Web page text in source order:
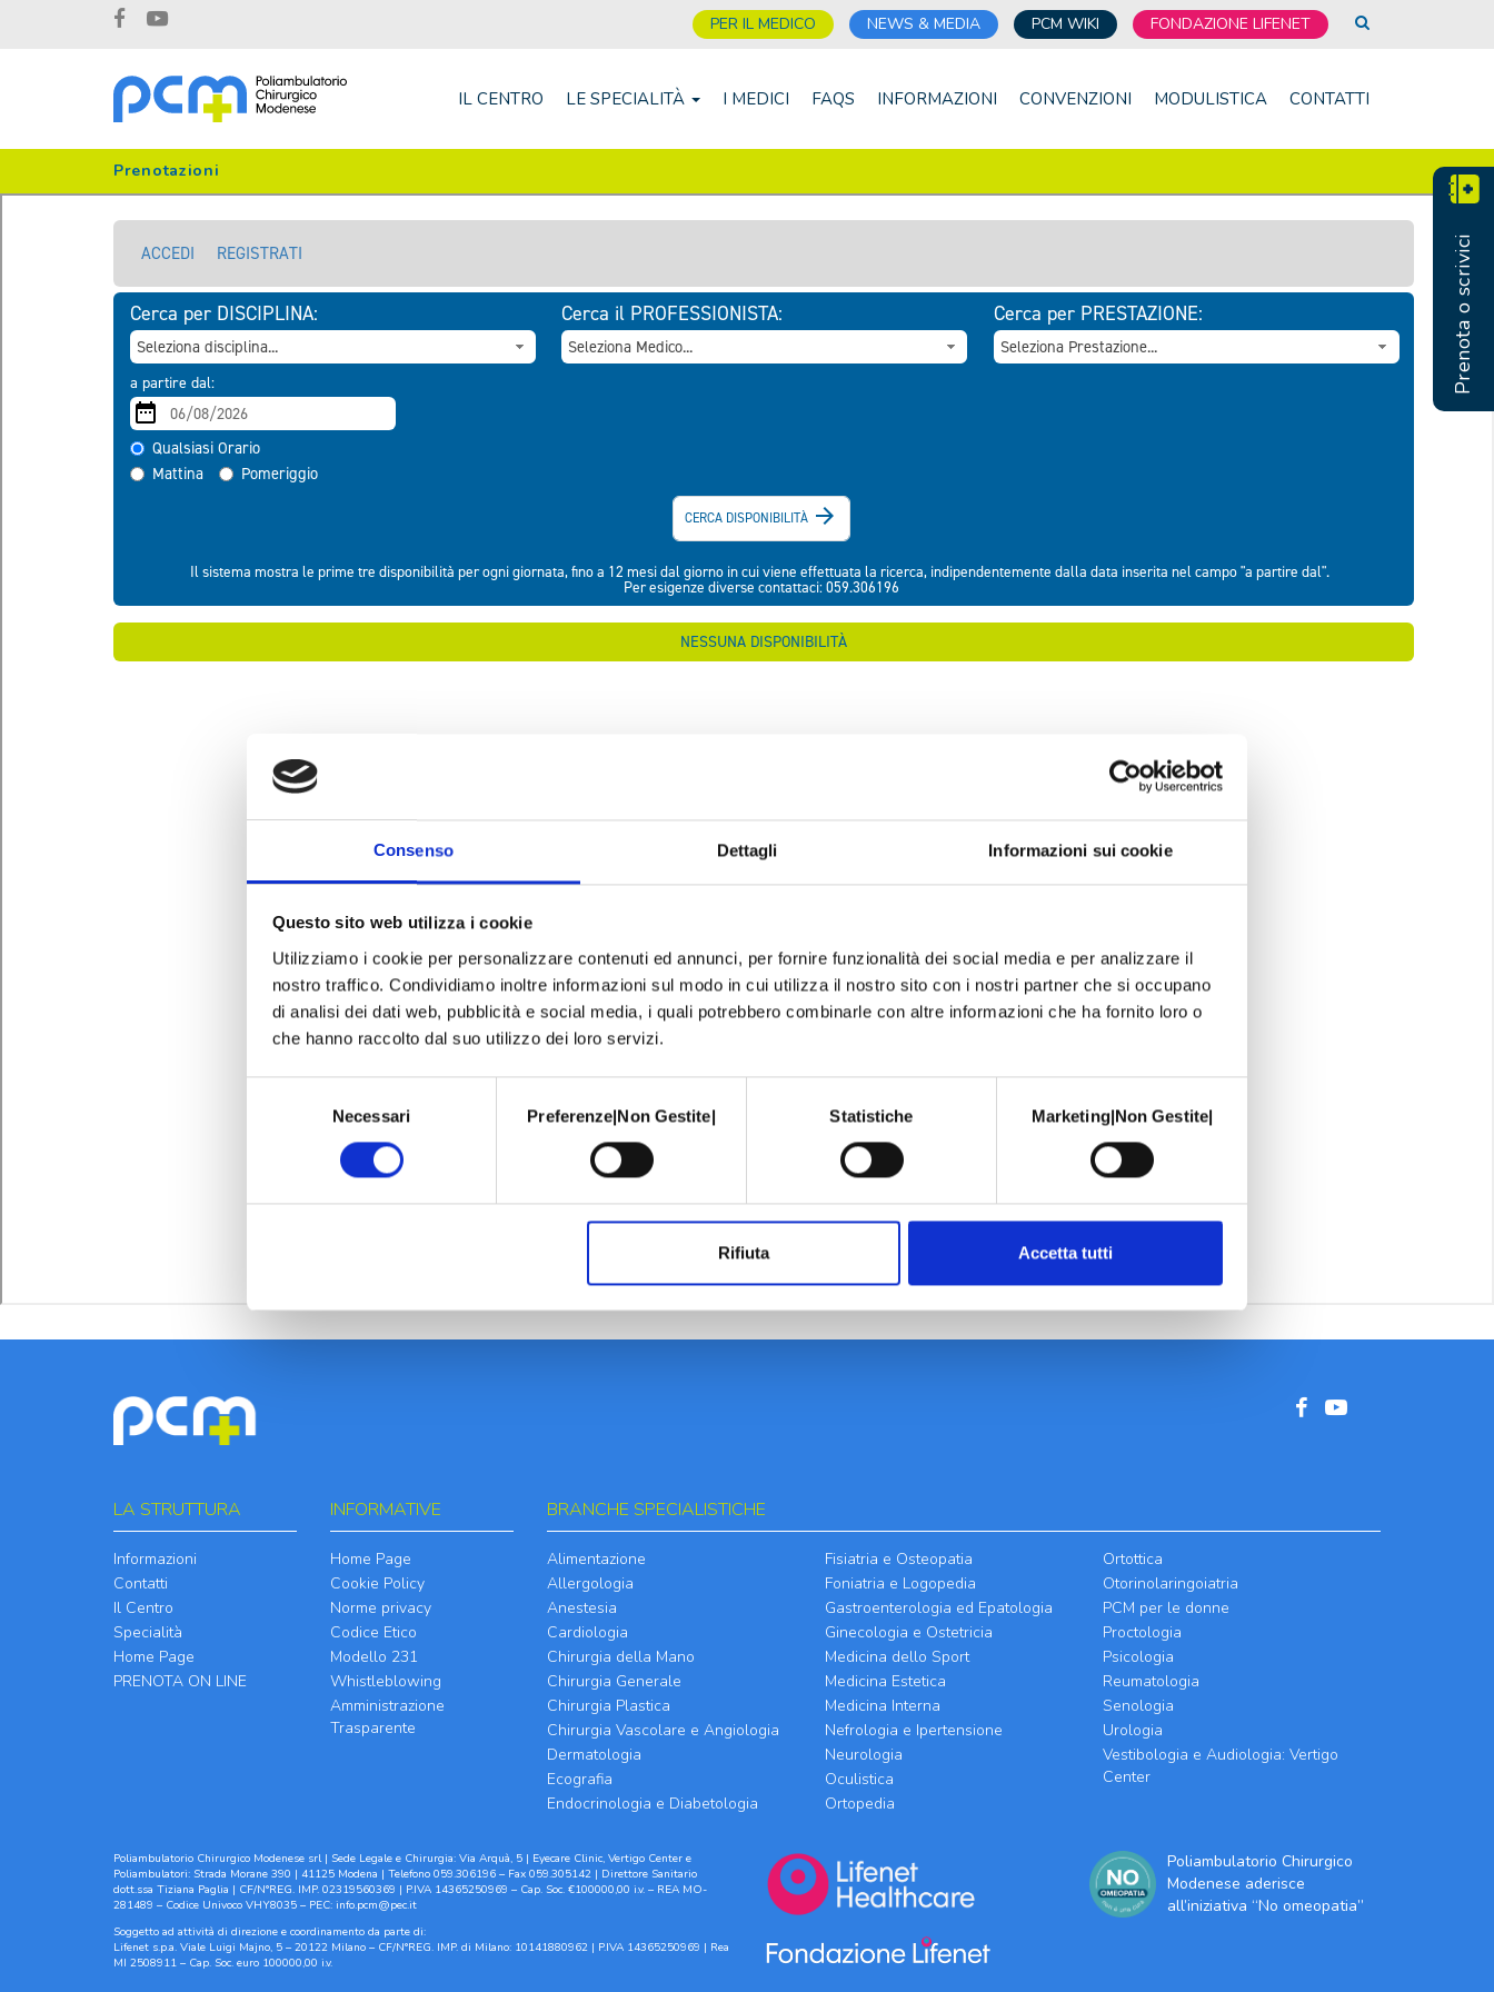
Consenso Dettagli Informazioni sui cookie
Questo sito web utilizza i cookie
Utilizziamo i cookie per personalizzare contenuti ed annunci, per fornire funzionalità dei social media e per analizzare il
nostro traffico. Condividiamo inoltre informazioni sul modo in cui utilizza il nostro sito con i nostri partner che si occupano
di analisi dei dati web, pubblicità e social media, i quali potrebbero combinarle con altre informazioni che ha fornito loro o
che hanno raccolto dal suo utilizzo dei loro servizi.
Necessari Preferenze|Non Gestite| Statistiche Marketing|Non Gestite|
Rifiuta Accetta tutti
PER IL MEDICO NEWS & MEDIA PCM WIKI FONDAZIONE LIFENET
IL CENTRO LE SPECIALITÀ I MEDICI FAQS INFORMAZIONI CONVENZIONI MODULISTICA CONTATTI
Prenotazioni
LA STRUTTURA
Informazioni
Contatti
Il Centro
Specialità
Home Page
PRENOTA ON LINE
INFORMATIVE
Home Page
Cookie Policy
Norme privacy
Codice Etico
Modello 231
Whistleblowing
Amministrazione
Trasparente
BRANCHE SPECIALISTICHE
Alimentazione
Allergologia
Anestesia
Cardiologia
Chirurgia della Mano
Chirurgia Generale
Chirurgia Plastica
Chirurgia Vascolare e Angiologia
Dermatologia
Ecografia
Endocrinologia e Diabetologia
Fisiatria e Osteopatia
Foniatria e Logopedia
Gastroenterologia ed Epatologia
Ginecologia e Ostetricia
Medicina dello Sport
Medicina Estetica
Medicina Interna
Nefrologia e Ipertensione
Neurologia
Oculistica
Ortopedia
Ortottica
Otorinolaringoiatria
PCM per le donne
Proctologia
Psicologia
Reumatologia
Senologia
Urologia
Vestibologia e Audiologia: Vertigo
Center
Poliambulatorio Chirurgico Modenese srl | Sede Legale e Chirurgia: Via Arquà, 5 | Eyecare Clinic, Vertigo Center e
Poliambulatori: Strada Morane 390 | 41125 Modena | Telefono 059.306196 – Fax 059.305142 | Direttore Sanitario
dott.ssa Tiziana Paglia | CF/N°REG. IMP. 02319560369 | P.IVA 14365250969 – Cap. Soc. €100000,00 i.v. – REA MO-
281489 – Codice Univoco VHY8035 – PEC: info.pcm@pec.it
Soggetto ad attività di direzione e coordinamento da parte di:
Lifenet s.p.a. Viale Luigi Majno, 5 – 20122 Milano – CF/N°REG. IMP. di Milano: 10141880962 | P.IVA 14365250969 | Rea
MI 2508911 – Cap. Soc. euro 100000,00 i.v.
Poliambulatorio Chirurgico
Modenese aderisce
all’iniziativa “No omeopatia”
Prenota o scrivici